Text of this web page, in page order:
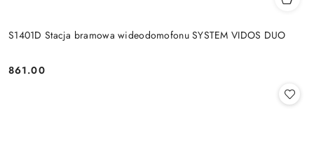
S1401D Stacja bramowa wideodomofonu SYSTEM VIDOS DUO
Cena:
861.00